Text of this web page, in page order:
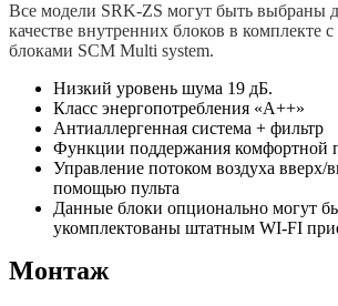
Все модели SRK-ZS могут быть выбраны
качестве внутренних блоков в комплекте
блоками SCM Multi system.
Низкий уровень шума 19 дБ.
Класс энергопотребления «А++»
Антиаллергенная система + фильтр
Функции поддержания комфортной
Управление потоком воздуха вверх/
помощью пульта
Данные блоки опционально могут
укомплектованы штатным WI-FI
Монтаж